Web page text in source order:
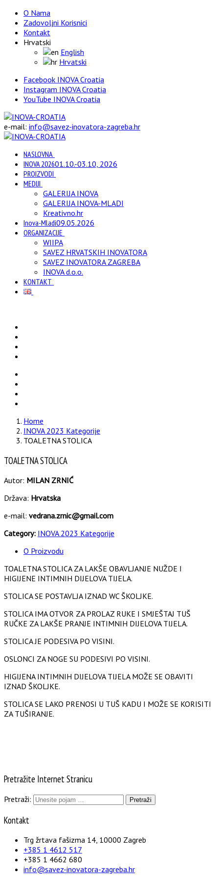
O Nama
Zadovoljni Korisnici
Kontakt
Hrvatski
English
Hrvatski
Facebook INOVA Croatia
Instagram INOVA Croatia
YouTube INOVA Croatia
e-mail: info@savez-inovatora-zagreba.hr
NASLOVNA
INOVA 202601.10.-03.10, 2026
PROIZVODI
MEDIJI
GALERIJA INOVA
GALERIJA INOVA-MLADI
Kreativno.hr
Inova-Mladi09.05.2026
ORGANIZACIJE
WIIPA
SAVEZ HRVATSKIH INOVATORA
SAVEZ INOVATORA ZAGREBA
INOVA d.o.o.
KONTAKT
Home
INOVA 2023 Kategorije
TOALETNA STOLICA
TOALETNA STOLICA
Autor: MILAN ZRNIĆ
Država: Hrvatska
e-mail: vedrana.zrnic@gmail.com
Category: INOVA 2023 Kategorije
O Proizvodu
TOALETNA STOLICA ZA LAKŠE OBAVLJANJE NUŽDE I
HIGIJENE INTIMNIH DIJELOVA TIJELA.
STOLICA SE POSTAVLJA IZNAD WC ŠKOLJKE.
STOLICA IMA OTVOR ZA PROLAZ RUKE I SMJEŠTAJ TUŠ
RUČKE ZA LAKŠE PRANJE INTIMNIH DIJELOVA TIJELA.
STOLICA JE PODESIVA PO VISINI.
OSLONCI ZA NOGE SU PODESIVI PO VISINI.
HIGIJENA INTIMNIH DIJELOVA TIJELA MOŽE SE OBAVITI
IZNAD ŠKOLJKE.
STOLICA SE LAKO PRENOSI U TUŠ KADU I MOŽE SE KORISITI
ZA TUŠIRANJE.
Pretražite Internet Stranicu
Pretraži:
Kontakt
Trg žrtava fašizma 14, 10000 Zagreb
+385 1 4612 517
+385 1 4662 680
info@savez-inovatora-zagreba.hr